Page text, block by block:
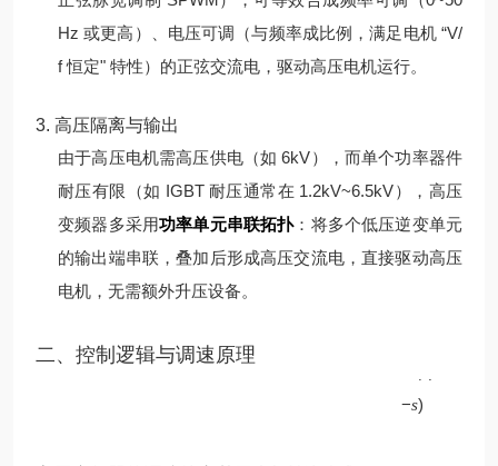
Hz 或更高）、电压可调（与频率成比例，满足电机 “V/
f 恒定" 特性）的正弦交流电，驱动高压电机运行。
3. 高压隔离与输出
由于高压电机需高压供电（如 6kV），而单个功率器件
耐压有限（如 IGBT 耐压通常在 1.2kV~6.5kV），高压
变频器多采用功率单元串联拓扑：将多个低压逆变单元
的输出端串联，叠加后形成高压交流电，直接驱动高压
电机，无需额外升压设备。
二、控制逻辑与调速原理
−s)